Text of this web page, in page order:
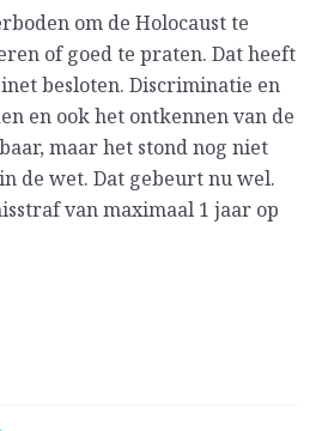
om de Holocaust te
of goed te praten. Dat heeft
besloten. Discriminatie en
en ook het ontkennen van de
maar het stond nog niet
de wet. Dat gebeurt nu wel.
van maximaal 1 jaar op